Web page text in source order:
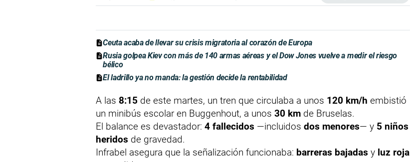
Ceuta acaba de llevar su crisis migratoria al corazón de Europa
Rusia golpea Kiev con más de 140 armas aéreas y el Dow Jones vuelve a medir el riesgo
bélico
El ladrillo ya no manda: la gestión decide la rentabilidad
A las 8:15 de este martes, un tren que circulaba a unos 120 km/h embistió
un minibús escolar en Buggenhout, a unos 30 km de Bruselas.
El balance es devastador: 4 fallecidos —incluidos dos menores— y 5 niños
heridos de gravedad.
Infrabel asegura que la señalización funcionaba: barreras bajadas y luz roja